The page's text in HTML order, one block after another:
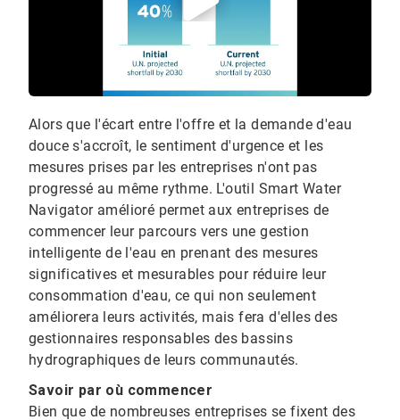
Alors que l'écart entre l'offre et la demande d'eau
douce s'accroît, le sentiment d'urgence et les
mesures prises par les entreprises n'ont pas
progressé au même rythme. L'outil Smart Water
Navigator amélioré permet aux entreprises de
commencer leur parcours vers une gestion
intelligente de l'eau en prenant des mesures
significatives et mesurables pour réduire leur
consommation d'eau, ce qui non seulement
améliorera leurs activités, mais fera d'elles des
gestionnaires responsables des bassins
hydrographiques de leurs communautés.
Savoir par où commencer​​​​​​​
Bien que de nombreuses entreprises se fixent des